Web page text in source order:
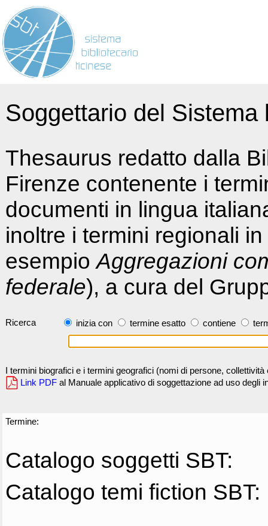
Soggettario del
Thesaurus redatto dalla
Firenze contenente i
documenti in lingua
inoltre i termini regionali
esempioAggregazioni
federale), a cura del
Ricerca inizia con termine esatto contiene
I termini biografici e i termini geografici (nomi di persone,
Link PDF al Manuale applicativo di soggettazione ad uso degli
Termine:
Catalogo soggetti SBT:
Catalogo temi fiction SBT: